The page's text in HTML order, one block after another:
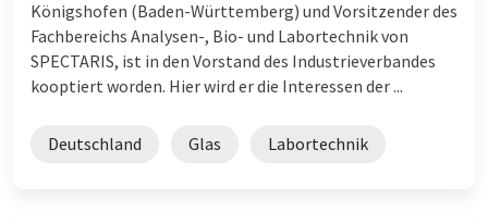
Königshofen (Baden-Württemberg) und Vorsitzender des
Fachbereichs Analysen-, Bio- und Labortechnik von
SPECTARIS, ist in den Vorstand des Industrieverbandes
kooptiert worden. Hier wird er die Interessen der ...
Deutschland Glas Labortechnik